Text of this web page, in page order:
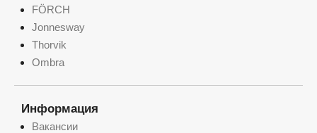
FÖRCH
Jonnesway
Thorvik
Ombra
Информация
Вакансии